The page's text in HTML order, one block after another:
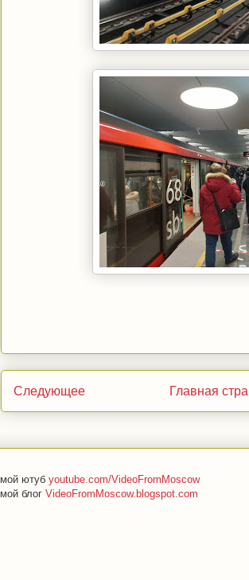
Следующее Главная
мой ютуб youtube.com/VideoFromMoscow
мой блог VideoFromMoscow.blogspot.com